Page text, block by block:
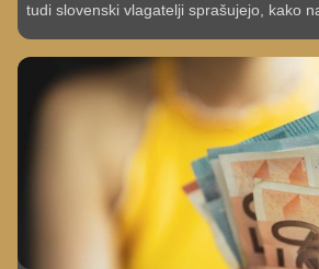
tudi slovenski vlagatelji sprašujejo, kako
inteligence. Kako vlagati in kako se
napakam, zakaj kratkoročno
umetna inteligenca nadomesti finančne
upravljavec osebnega premoženja mag.